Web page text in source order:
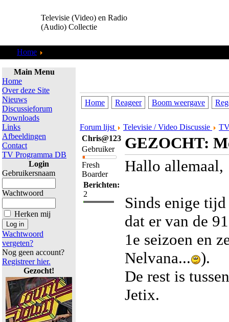
Televisie (Video) en Radio
(Audio) Collectie
Home
Main Menu
Home
Over deze Site
Nieuws
Discussieforum
Downloads
Links
Afbeeldingen
Contact
TV Programma DB
Login
Gebruikersnaam
Wachtwoord
Herken mij
Wachtwoord
vergeten?
Nog geen account?
Registreer hier.
Gezocht!
Home Reageer Boom weergave
Forum lijst Televisie / Video Discussie
Chris@123
Gebruiker
Fresh
Boarder
Berichten:
2
GEZOCHT:
Hallo allemaal,
Sinds enige
dat er van de
1e seizoen en
Nelvana...
).
De rest is
Jetix.